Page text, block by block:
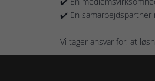
✔️ En samarbejdspartner
Vi tager ansvar for, at